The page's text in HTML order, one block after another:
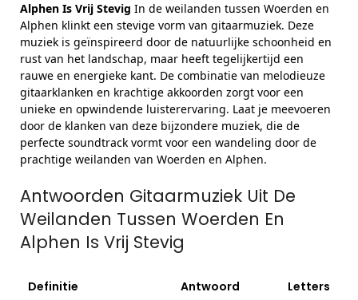
Alphen Is Vrij Stevig In de weilanden tussen Woerden en
Alphen klinkt een stevige vorm van gitaarmuziek. Deze
muziek is geïnspireerd door de natuurlijke schoonheid en
rust van het landschap, maar heeft tegelijkertijd een
rauwe en energieke kant. De combinatie van melodieuze
gitaarklanken en krachtige akkoorden zorgt voor een
unieke en opwindende luisterervaring. Laat je meevoeren
door de klanken van deze bijzondere muziek, die de
perfecte soundtrack vormt voor een wandeling door de
prachtige weilanden van Woerden en Alphen.
Antwoorden Gitaarmuziek Uit De
Weilanden Tussen Woerden En
Alphen Is Vrij Stevig
Definitie Antwoord Letters